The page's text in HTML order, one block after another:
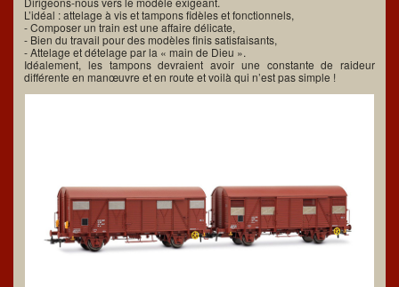
L’idéal : attelage à vis et tampons fidèles et fonctionnels,
- Composer un train est une affaire délicate,
- Bien du travail pour des modèles finis satisfaisants,
- Attelage et dételage par la « main de Dieu ».
Idéalement, les tampons devraient avoir une constante de raideur
différente en manœuvre et en route et voilà qui n’est pas simple !